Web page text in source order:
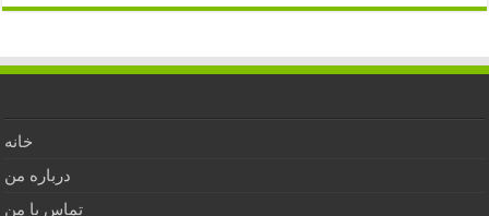
خانه
درباره من
تماس با من